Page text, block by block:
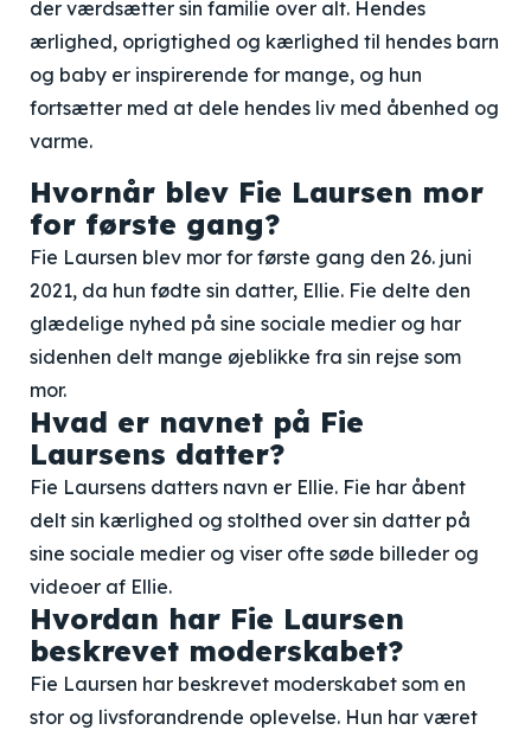
der værdsætter sin familie over alt. Hendes
ærlighed, oprigtighed og kærlighed til hendes barn
og baby er inspirerende for mange, og hun
fortsætter med at dele hendes liv med åbenhed og
varme.
Hvornår blev Fie Laursen mor
for første gang?
Fie Laursen blev mor for første gang den 26. juni
2021, da hun fødte sin datter, Ellie. Fie delte den
glædelige nyhed på sine sociale medier og har
sidenhen delt mange øjeblikke fra sin rejse som
mor.
Hvad er navnet på Fie
Laursens datter?
Fie Laursens datters navn er Ellie. Fie har åbent
delt sin kærlighed og stolthed over sin datter på
sine sociale medier og viser ofte søde billeder og
videoer af Ellie.
Hvordan har Fie Laursen
beskrevet moderskabet?
Fie Laursen har beskrevet moderskabet som en
stor og livsforandrende oplevelse. Hun har været